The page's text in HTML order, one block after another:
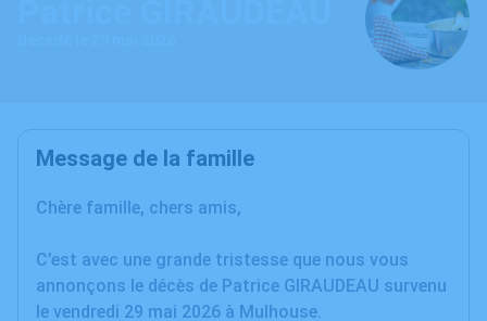
Message de la famille
Chère famille, chers amis,
C’est avec une grande tristesse que nous vous
annonçons le décès de Patrice GIRAUDEAU survenu
le vendredi 29 mai 2026 à Mulhouse.